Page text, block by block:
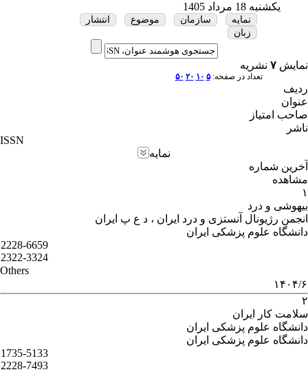
یکشنبه 18 مرداد 1405
نمایه سازمان موضوع
انتشار
زبان
نمایش ۷ نشریه
تعداد در صفحه:۵ ۱۰ ۲۰ ۵۰
ردیف
عنوان
صاحب امتیاز
ناشر
ISSN
نمایه
آخرین شماره
مشاهده
۱
بیهوشی و درد
انجمن رژیونال آنستزی و درد ایران ، د ع پ ایران
دانشگاه علوم پزشکی ایران
2228-6659
2322-3324
Others
۱۴۰۴/۶
۲
سلامت کار ایران
دانشگاه علوم پزشکی ایران
دانشگاه علوم پزشکی ایران
1735-5133
2228-7493